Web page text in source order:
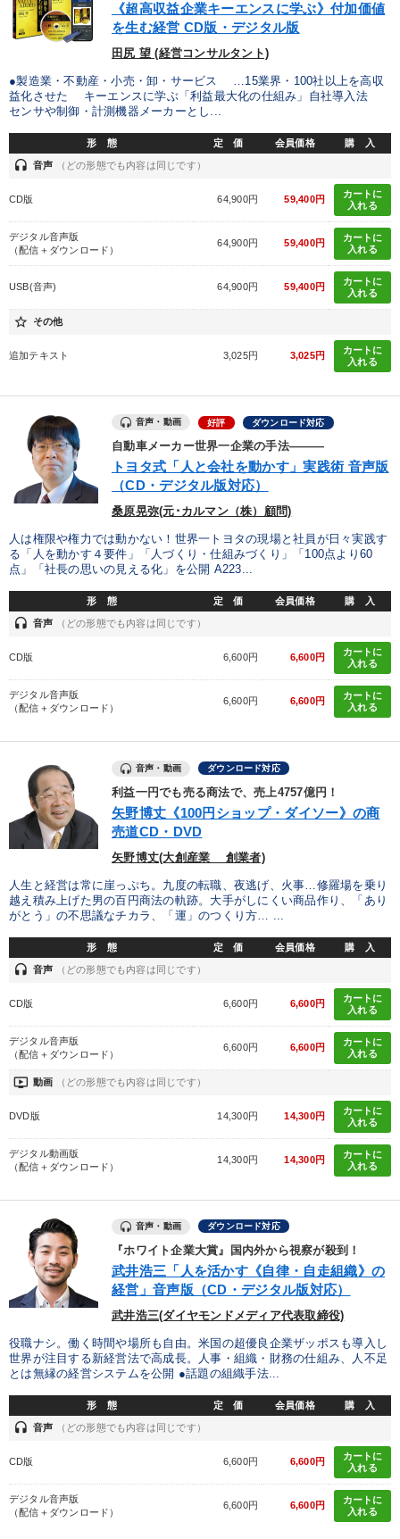
製造業 卸売・小売・飲食業 建設・不動産業
IT・サービス・金融業 コンサルタント 専門家
※「更新」を押すと「テーマ」「キーワード」を更新いただけます。
ondemand_video 経営音声・動画を探す
全国経営者セミナー収録物以外の経営教材（全761タイトル）からお探
しいただけます
147回春季大会 【2026年7月】音声・映像ご案内商品
全国経営者セミナー収録〈売れ筋・人気〉音声＆動画20選
【6月】音声・映像 【3月】音声・映像
最新トレンドと時代の潮流を押さえる
2025年春季全国経営者セミナー収録講演ＣＤ・講演ＤＶＤ・デジ
タル版（音声／動画ストリーミング・ダウンロード）
【1月】音声・映像 組織と人を動かすマネジメント力を磨く
井上和弘の財務力UP 会社のパフォーマンスを高める講話
目的別
経営体系を学びたい 社員研修を行いたい
財務・数字力の向上 組織を強化したい
財務・数字力の向上 新事業・新商品づくり
キーワード
リピート 投資
※「更新」を押すと「カテゴリー」「目的別」「キーワード」を更新いただけます。
local_offer タグから探す refresh 更新する
タグ・キーワード
スポーツ関係 思考法 プロ経営者 海外の成功事例
ランチェスター戦略 FCビジネス インバウンド
ブランディング 大竹愼一 採用 金融 節税
リーダーシップ 早わかり IT・デジタル活用
コミュニケーション 企業再建
お金の授業
異発想 通販
《超高収益企業キーエンスに学ぶ》付加価値
を生む経営 CD版・デジタル版
田尻 望 (経営コンサルタント)
●製造業・不動産・小売・卸・サービス …15業界・100社以上を高収
益化させた キーエンスに学ぶ「利益最大化の仕組み」自社導入法
センサや制御・計測機器メーカーとし...
形 態 定 価 会員価格 購 入
headset 音声 （どの形態でも内容は同じです）
CD版 64,900円 59,400円
カートに
入れる
デジタル音声版
（配信＋ダウンロード）
64,900円 59,400円
カートに
入れる
USB(音声) 64,900円 59,400円
カートに
入れる
star_border その他
追加テキスト 3,025円 3,025円
カートに
入れる
音声・動画 好評 ダウンロード対応
自動車メーカー世界一企業の手法―――
トヨタ式「人と会社を動かす」実践術 音声版
（CD・デジタル版対応）
桑原晃弥(元･カルマン（株）顧問)
人は権限や権力では動かない！世界一トヨタの現場と社員が日々実践す
る「人を動かす４要件」「人づくり・仕組みづくり」「100点より60
点」「社長の思いの見える化」を公開 A223...
形 態 定 価 会員価格 購 入
headset 音声 （どの形態でも内容は同じです）
CD版 6,600円 6,600円
カートに
入れる
デジタル音声版
（配信＋ダウンロード）
6,600円 6,600円
カートに
入れる
音声・動画 ダウンロード対応
利益一円でも売る商法で、売上4757億円！
矢野博丈《100円ショップ・ダイソー》の商
売道CD・DVD
矢野博丈(大創産業 創業者)
人生と経営は常に崖っぷち。九度の転職、夜逃げ、火事…修羅場を乗り
越え積み上げた男の百円商法の軌跡。大手がしにくい商品作り、「あり
がとう」の不思議なチカラ、「運」のつくり方… ...
形 態 定 価 会員価格 購 入
headset 音声 （どの形態でも内容は同じです）
CD版 6,600円 6,600円
カートに
入れる
デジタル音声版
（配信＋ダウンロード）
6,600円 6,600円
カートに
入れる
ondemand_video 動画 （どの形態でも内容は同じです）
DVD版 14,300円 14,300円
カートに
入れる
デジタル動画版
（配信＋ダウンロード）
14,300円 14,300円
カートに
入れる
音声・動画 ダウンロード対応
『ホワイト企業大賞』国内外から視察が殺到！
武井浩三「人を活かす《自律・自走組織》の
経営」音声版（CD・デジタル版対応）
武井浩三(ダイヤモンドメディア代表取締役)
役職ナシ。働く時間や場所も自由。米国の超優良企業ザッポスも導入し
世界が注目する新経営法で高成長。人事・組織・財務の仕組み、人不足
とは無縁の経営システムを公開 ●話題の組織手法...
形 態 定 価 会員価格 購 入
headset 音声 （どの形態でも内容は同じです）
CD版 6,600円 6,600円
カートに
入れる
デジタル音声版
（配信＋ダウンロード）
6,600円 6,600円
カートに
入れる